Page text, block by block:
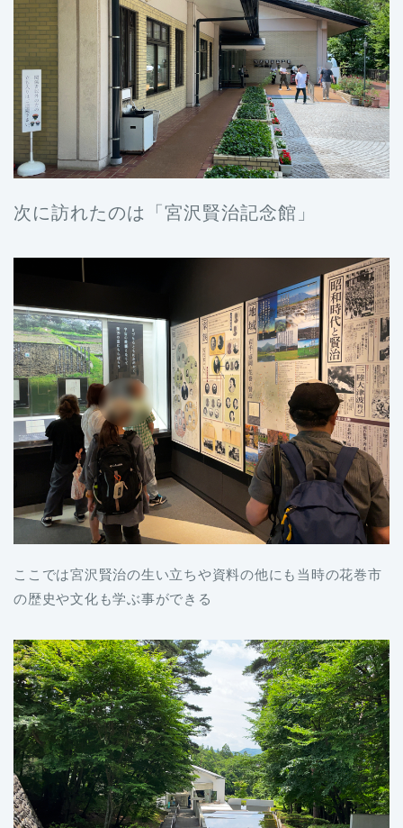
次に訪れたのは「宮沢賢治記念館」
ここでは宮沢賢治の生い立ちや資料の他にも当時の花巻市
の歴史や文化も学ぶ事ができる